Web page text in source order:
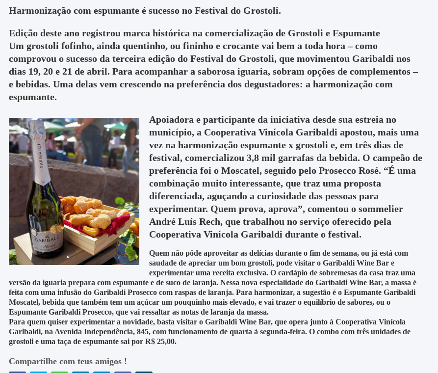
Harmonização com espumante é sucesso no Festival do Grostoli.
Edição deste ano registrou marca histórica na comercialização de Grostoli e Espumante
Um grostoli fofinho, ainda quentinho, ou fininho e crocante vai bem a toda hora – como
comprovou o sucesso da terceira edição do Festival do Grostoli, que movimentou Garibaldi nos
dias 19, 20 e 21 de abril. Para acompanhar a saborosa iguaria, sobram opções de complementos –
e bebidas. Uma delas vem crescendo na preferência dos degustadores: a harmonização com
espumante.
Apoiadora e participante da iniciativa desde sua estreia no
município, a Cooperativa Vinícola Garibaldi apostou, mais uma
vez na harmonização espumante x grostoli e, em três dias de
festival, comercializou 3,8 mil garrafas da bebida. O campeão de
preferência foi o Moscatel, seguido pelo Prosecco Rosé. “É uma
combinação muito interessante, que traz uma proposta
diferenciada, aguçando a curiosidade das pessoas para
experimentar. Quem prova, aprova”, comentou o sommelier
André Luís Rech, que trabalhou no serviço oferecido pela
Cooperativa Vinícola Garibaldi durante o festival.
Quem não pôde aproveitar as delícias durante o fim de semana, ou já está com
saudade de apreciar um bom grostoli, pode visitar o Garibaldi Wine Bar e
experimentar uma receita exclusiva. O cardápio de sobremesas da casa traz uma
versão da iguaria prepara com espumante e de suco de laranja. Nessa nova especialidade do Garibaldi Wine Bar, a massa é
feita com uma infusão do Garibaldi Prosecco com raspas de laranja. Para harmonizar, a sugestão é o Espumante Garibaldi
Moscatel, bebida que também tem um açúcar um pouquinho mais elevado, e vai trazer o equilíbrio de sabores, ou o
Espumante Garibaldi Prosecco, que vai ressaltar as notas de laranja da massa.
Para quem quiser experimentar a novidade, basta visitar o Garibaldi Wine Bar, que opera junto à Cooperativa Vinícola
Garibaldi, na Avenida Independência, 845, com funcionamento de quarta à segunda-feira. O combo com três unidades de
grostoli e uma taça de espumante sai por R$ 25,00.
Compartilhe com teus amigos !